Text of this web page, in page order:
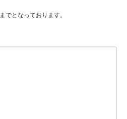
でとなっております。